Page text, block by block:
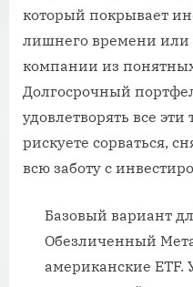
который покрывает
лишнего времени или
компании из
Долгосрочный
удовлетворять все
рискуете сорваться,
всю заботу с
Базовый вариант
Обезличенный
американские ETF.